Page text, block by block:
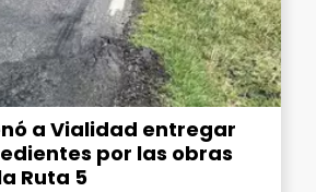
a Vialidad entregar
por las obras
Ruta 5